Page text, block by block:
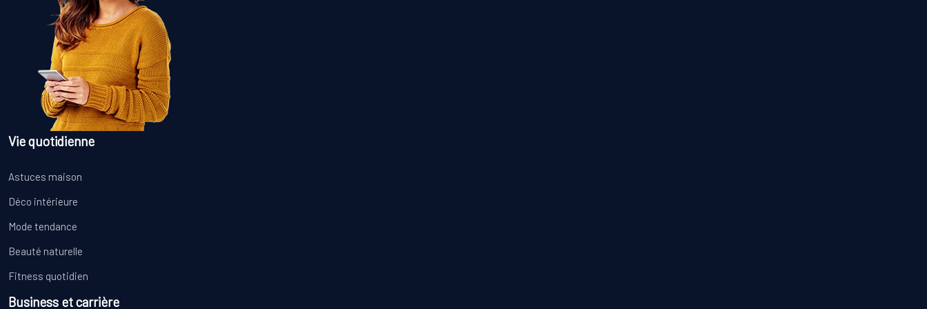
Vie quotidienne
Astuces maison
Déco intérieure
Mode tendance
Beauté naturelle
Fitness quotidien
Business et carrière